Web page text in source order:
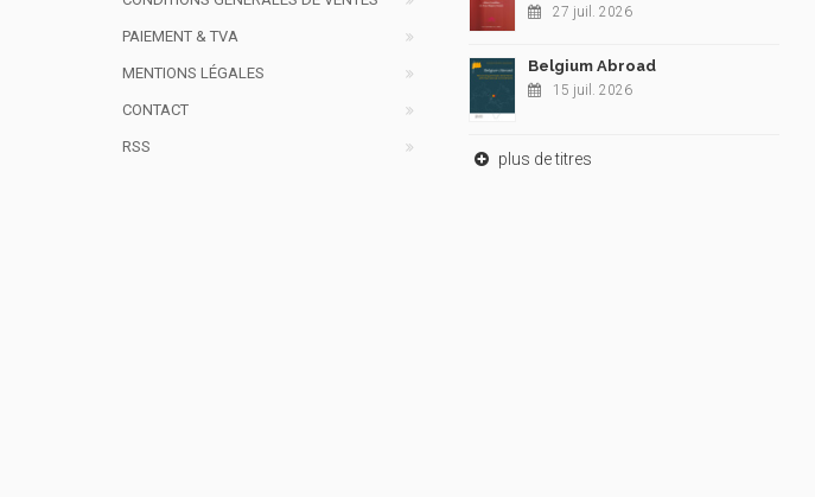
PAIEMENT & TVA
MENTIONS LÉGALES
CONTACT
RSS
27 juil. 2026
Belgium Abroad
15 juil. 2026
plus de titres